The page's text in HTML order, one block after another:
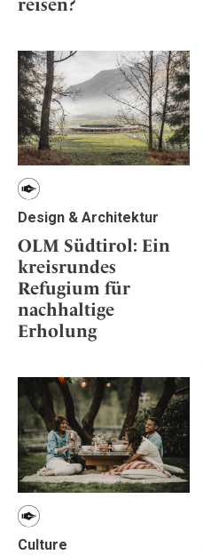
Niederlande
Österreich
Portugal
Schweden
Spanien
Schweiz
Our Story
Kontakt
Impressum
Design & Architektur
OLM Südtirol: Ein
kreisrundes
Refugium für
nachhaltige
Erholung
Culture